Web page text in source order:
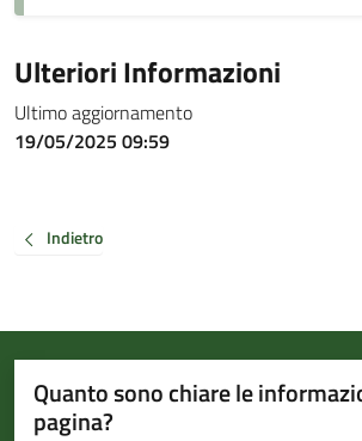
Ulteriori Informazioni
Ultimo aggiornamento
19/05/2025 09:59
Indietro
Quanto sono chiare le
pagina?